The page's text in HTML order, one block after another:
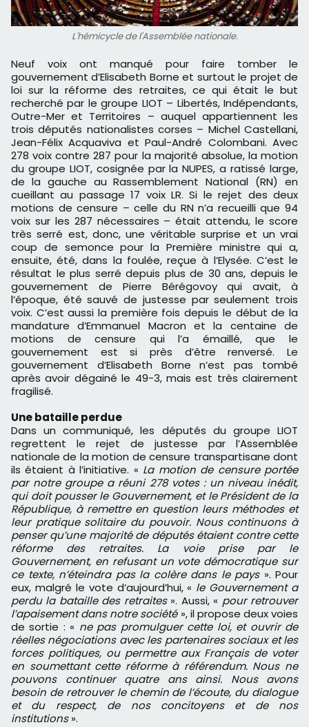
L'hémicycle de l'Assemblée nationale.
Neuf voix ont manqué pour faire tomber le
gouvernement d’Elisabeth Borne et surtout le projet de
loi sur la réforme des retraites, ce qui était le but
recherché par le groupe LIOT – Libertés, Indépendants,
Outre-Mer et Territoires – auquel appartiennent les
trois députés nationalistes corses – Michel Castellani,
Jean-Félix Acquaviva et Paul-André Colombani. Avec
278 voix contre 287 pour la majorité absolue, la motion
du groupe LIOT, cosignée par la NUPES, a ratissé large,
de la gauche au Rassemblement National (RN) en
cueillant au passage 17 voix LR. Si le rejet des deux
motions de censure – celle du RN n’a recueilli que 94
voix sur les 287 nécessaires – était attendu, le score
très serré est, donc, une véritable surprise et un vrai
coup de semonce pour la Première ministre qui a,
ensuite, été, dans la foulée, reçue à l’Elysée. C’est le
résultat le plus serré depuis plus de 30 ans, depuis le
gouvernement de Pierre Bérégovoy qui avait, à
l’époque, été sauvé de justesse par seulement trois
voix. C’est aussi la première fois depuis le début de la
mandature d’Emmanuel Macron et la centaine de
motions de censure qui l’a émaillé, que le
gouvernement est si près d’être renversé. Le
gouvernement d’Elisabeth Borne n’est pas tombé
après avoir dégainé le 49-3, mais est très clairement
fragilisé.
Une bataille perdue
Dans un communiqué, les députés du groupe LIOT
regrettent le rejet de justesse par l’Assemblée
nationale de la motion de censure transpartisane dont
ils étaient à l’initiative. « La motion de censure portée
par notre groupe a réuni 278 votes : un niveau inédit,
qui doit pousser le Gouvernement, et le Président de la
République, à remettre en question leurs méthodes et
leur pratique solitaire du pouvoir. Nous continuons à
penser qu’une majorité de députés étaient contre cette
réforme des retraites. La voie prise par le
Gouvernement, en refusant un vote démocratique sur
ce texte, n’éteindra pas la colère dans le pays». Pour
eux, malgré le vote d’aujourd’hui, « le Gouvernement a
perdu la bataille des retraites ». Aussi, « pour retrouver
l’apaisement dans notre société», il propose deux voies
de sortie : « ne pas promulguer cette loi, et ouvrir de
réelles négociations avec les partenaires sociaux et les
forces politiques, ou permettre aux Français de voter
en soumettant cette réforme à référendum. Nous ne
pouvons continuer quatre ans ainsi. Nous avons
besoin de retrouver le chemin de l’écoute, du dialogue
et du respect, de nos concitoyens et de nos
institutions».